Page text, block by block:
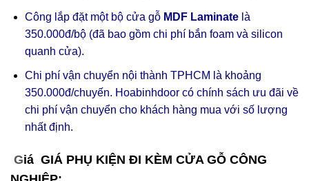
Công lắp đặt một bộ cửa gỗ MDF Laminatelà
350.000đ/bộ (đã bao gồm chi phí bắn foam và silicon
quanh cửa).
Chi phí vận chuyển nội thành TPHCM là khoảng
350.000đ/chuyến. Hoabinhdoor có chính sách ưu đãi về
chi phí vận chuyển cho khách hàng mua với số lượng
nhất định.
Giá GIÁ PHỤ KIỆN ĐI KÈM CỬA GỖ CÔNG